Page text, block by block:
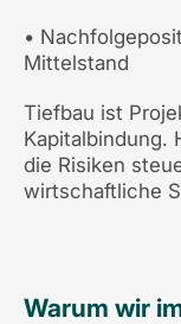
•
Mittelstand
Tiefbau ist
Kapitalbindung.
die Risiken
wirtschaftliche
Warum wir